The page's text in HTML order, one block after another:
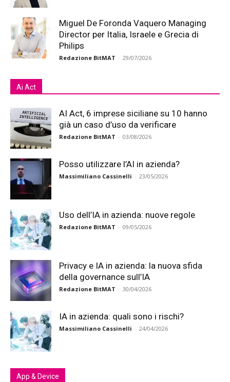
Miguel De Foronda Vaquero Managing
Director per Italia, Israele e Grecia di
Philips
Redazione BitMAT - 29/07/2026
Ai Act
AI Act, 6 imprese siciliane su 10 hanno
già un caso d’uso da verificare
Redazione BitMAT - 03/08/2026
Posso utilizzare l’AI in azienda?
Massimiliano Cassinelli - 23/05/2026
Uso dell’IA in azienda: nuove regole
Redazione BitMAT - 09/05/2026
Privacy e IA in azienda: la nuova sfida
della governance sull’IA
Redazione BitMAT - 30/04/2026
IA in azienda: quali sono i rischi?
Massimiliano Cassinelli - 24/04/2026
App & Device